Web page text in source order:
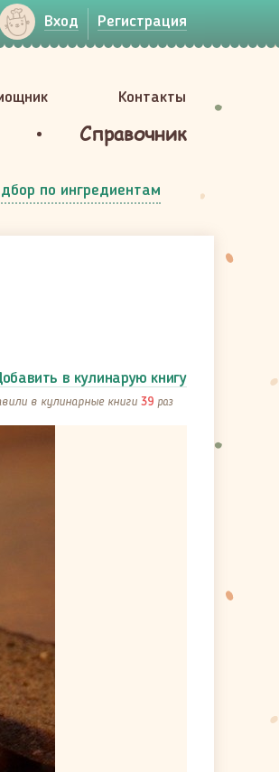
Вход Регистрация
Контакты
Справочник
по ингредиентам
в кулинарую книгу
в кулинарные книги 39 раз